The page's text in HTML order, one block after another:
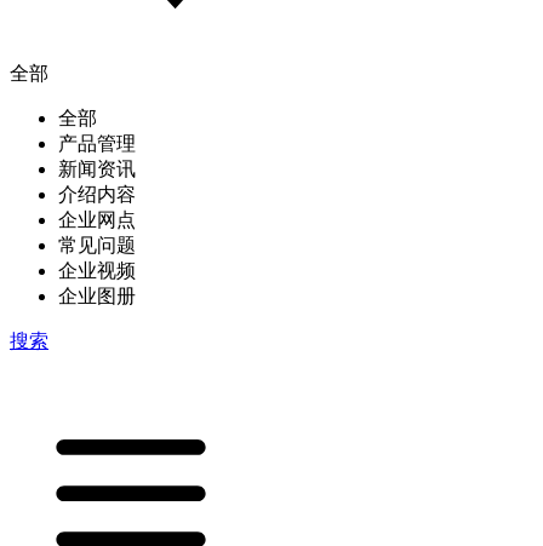
全部
全部
产品管理
新闻资讯
介绍内容
企业网点
常见问题
企业视频
企业图册
搜索